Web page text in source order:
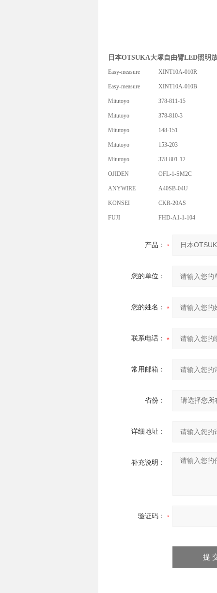
日本OTSUKA大塚自由臂LED照明
Easy-measure XINT10A-010R
Easy-measure XINT10A-010B
Mitutoyo 378-811-15
Mitutoyo 378-810-3
Mitutoyo 148-151
Mitutoyo 153-203
Mitutoyo 378-801-12
OJIDEN OFL-1-SM2C
ANYWIRE A40SB-04U
KONSEI CKR-20AS
FUJI FHD-A1-1-104
产品：
您的单位：
您的姓名：
联系电话：
常用邮箱：
省份：
详细地址：
补充说明：
验证码：